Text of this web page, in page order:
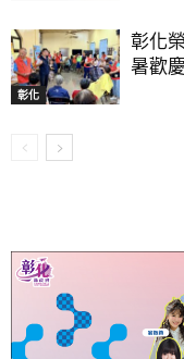
彰化
彰化
暑歡